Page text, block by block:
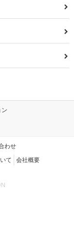
わせ
て 会社概要